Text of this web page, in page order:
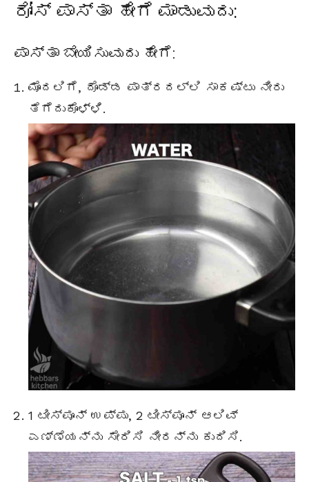
ರೋಸ್ ಪಾಸ್ತಾ ಹೇಗೆ ಮಾಡುವುದು:
ಪಾಸ್ತಾ ಬೇಯಿಸುವುದು ಹೇಗೆ:
ಮೊದಲಿಗೆ, ದೊಡ್ಡ ಪಾತ್ರದಲ್ಲಿ ಸಾಕಷ್ಟು ನೀರು
ತೆಗೆದುಕೊಳ್ಳಿ.
1 ಟೀಸ್ಪೂನ್ ಉಪ್ಪು, 2 ಟೀಸ್ಪೂನ್ ಆಲಿವ್
ಎಣ್ಣೆಯನ್ನು ಸೇರಿಸಿ ನೀರನ್ನು ಕುದಿಸಿ.